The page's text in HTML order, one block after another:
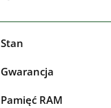
Stan
Gwarancja
Pamięć RAM